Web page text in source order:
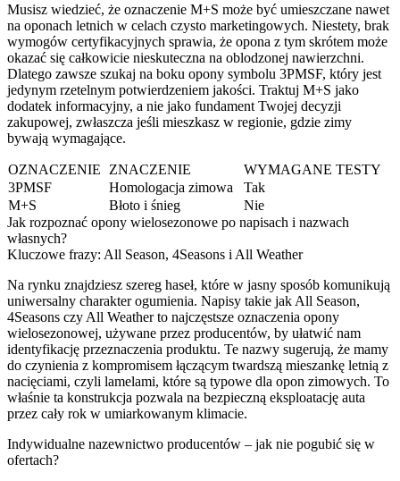
Musisz wiedzieć, że oznaczenie M+S może być umieszczane nawet
na oponach letnich w celach czysto marketingowych. Niestety, brak
wymogów certyfikacyjnych sprawia, że opona z tym skrótem może
okazać się całkowicie nieskuteczna na oblodzonej nawierzchni.
Dlatego zawsze szukaj na boku opony symbolu 3PMSF, który jest
jedynym rzetelnym potwierdzeniem jakości. Traktuj M+S jako
dodatek informacyjny, a nie jako fundament Twojej decyzji
zakupowej, zwłaszcza jeśli mieszkasz w regionie, gdzie zimy
bywają wymagające.
OZNACZENIE ZNACZENIE
WYMAGANE TESTY
3PMSF
Homologacja zimowa
Tak
M+S
Błoto i śnieg
Nie
Jak rozpoznać opony wielosezonowe po napisach i nazwach
własnych?
Kluczowe frazy: All Season, 4Seasons i All Weather
Na rynku znajdziesz szereg haseł, które w jasny sposób komunikują
uniwersalny charakter ogumienia. Napisy takie jak All Season,
4Seasons czy All Weather to najczęstsze oznaczenia opony
wielosezonowej, używane przez producentów, by ułatwić nam
identyfikację przeznaczenia produktu. Te nazwy sugerują, że mamy
do czynienia z kompromisem łączącym twardszą mieszankę letnią z
nacięciami, czyli lamelami, które są typowe dla opon zimowych. To
właśnie ta konstrukcja pozwala na bezpieczną eksploatację auta
przez cały rok w umiarkowanym klimacie.
Indywidualne nazewnictwo producentów – jak nie pogubić się w
ofertach?